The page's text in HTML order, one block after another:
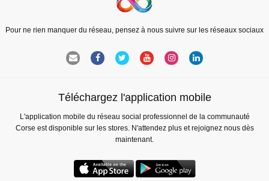
Pour ne rien manquer du réseau, pensez à nous suivre sur les réseaux sociaux
Téléchargez l'application mobile
L'application mobile du réseau social professionnel de la communauté
Corse est disponible sur les stores. N'attendez plus et rejoignez nous dès
maintenant.